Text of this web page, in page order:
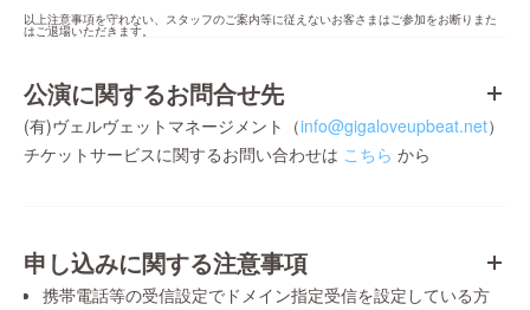
以上注意事項を守れない、スタッフのご案内等に従えないお客さまはご参加をお断りまた
はご退場いただきます。
公演に関するお問合せ先
(有)ヴェルヴェットマネージメント（info@gigaloveupbeat.net）
チケットサービスに関するお問い合わせは こちら から
申し込みに関する注意事項
携帯電話等の受信設定でドメイン指定受信を設定している方